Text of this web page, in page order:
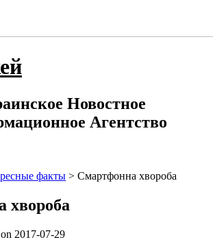
Новостное
Агентство
факты > Смартфонна хвороба
хвороба
on 2017-07-29